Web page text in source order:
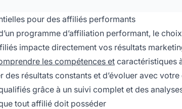
pour des affiliés performants
programme d’affiliation performant, le
impacte directement vos résultats
les compétences et caractéristiques
des résultats constants et d’évoluer avec
grâce à un suivi complet et des
tout affilié doit posséder